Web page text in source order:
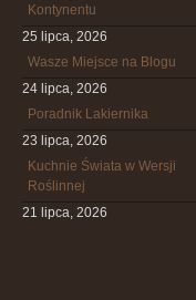
Kontynentu
25 lipca, 2026
Wasze Miejsce na Blogu
24 lipca, 2026
Poradnik Lakiernika
23 lipca, 2026
Kuchnie Świata w Wersji
Roślinnej
21 lipca, 2026